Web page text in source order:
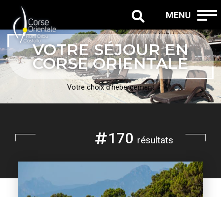
MENU
VOTRE SÉJOUR EN
CORSE ORIENTALE
Votre choix d'hebergement
170 résultats